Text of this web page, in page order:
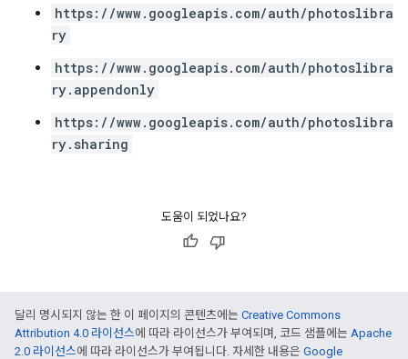
https://www.googleapis.com/auth/photoslibra
ry
https://www.googleapis.com/auth/photoslibra
ry.appendonly
https://www.googleapis.com/auth/photoslibra
ry.sharing
도움이 되었나요?
달리 명시되지 않는 한 이 페이지의 콘텐츠에는 Creative Commons
Attribution 4.0 라이선스에 따라 라이선스가 부여되며, 코드 샘플에는 Apache
2.0 라이선스에 따라 라이선스가 부여됩니다. 자세한 내용은 Google